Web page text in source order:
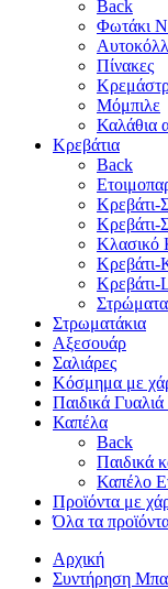
Back
Φωτάκι
Πίνακες
Μόμπιλε
Καλάθια
Κρεβάτια
Back
Κρεβάτι-
Κρεβάτι-
Κλασικό
Κρεβάτι-
Κρεβάτι-
Στρώματα
Στρωματάκια
Αξεσουάρ
Σαλιάρες
Κόσμημα με
Παιδικά
Καπέλα
Back
Παιδικά
Καπέλο
Προϊόντα με
Όλα τα
Αρχική
Συντήρηση